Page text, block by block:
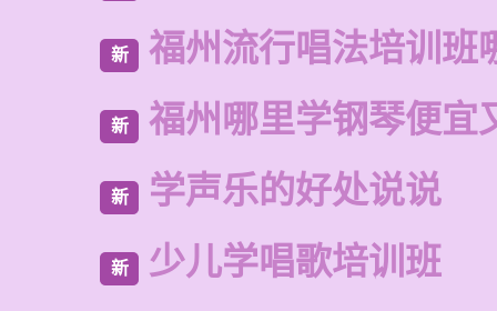
新 福州流行唱法培训班
新 福州哪里学钢琴便宜
新 学声乐的好处说说
新 少儿学唱歌培训班